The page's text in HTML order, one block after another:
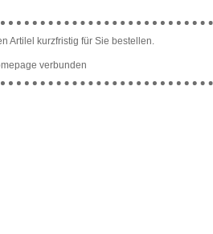
Artilel kurzfristig für Sie bestellen.
verbunden